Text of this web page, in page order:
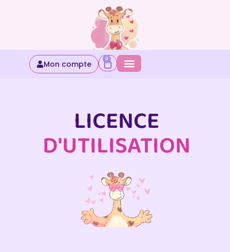
Mon compte
0
LICENCE
D'UTILISATION